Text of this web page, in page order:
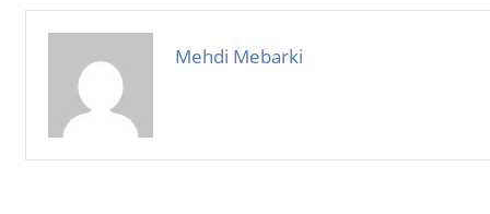
Mehdi Mebarki